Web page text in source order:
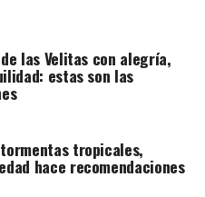
las Velitas con alegría,
estas son las
tropicales,
hace recomendaciones